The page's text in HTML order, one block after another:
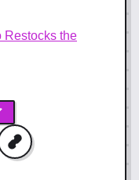
Restocks the